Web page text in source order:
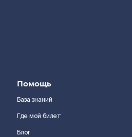
Помощь
База знаний
Где мой билет
Блог